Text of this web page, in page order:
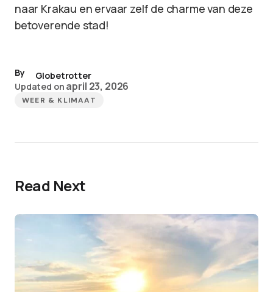
naar Krakau en ervaar zelf de charme van deze
betoverende stad!
By
Globetrotter
Updated on april 23, 2026
WEER & KLIMAAT
Read Next